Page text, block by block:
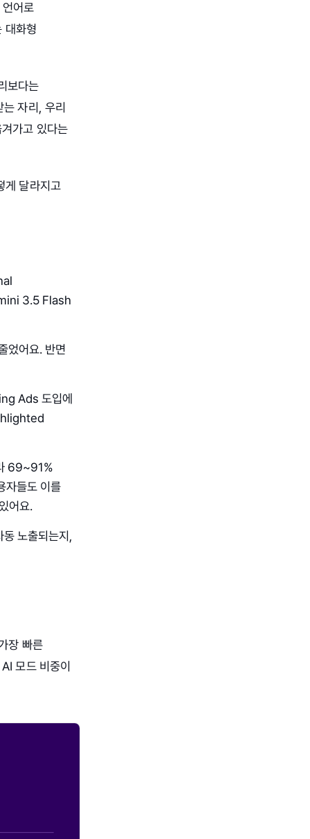
어로
대화형
보다는
자리, 우리
가고 있다는
게 달라지고
3.5 Flash
었어요. 반면
Ads 도입에
69~91%
자들도 이를
어요.
노출되는지,
장 빠른
모드 비중이